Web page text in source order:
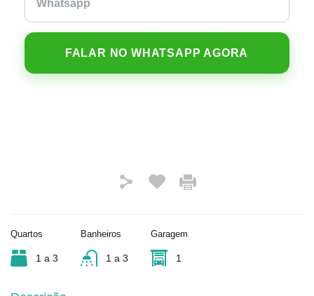
FALAR NO WHATSAPP AGORA
Quartos
1 a 3
Banheiros
1 a 3
Garagem
1